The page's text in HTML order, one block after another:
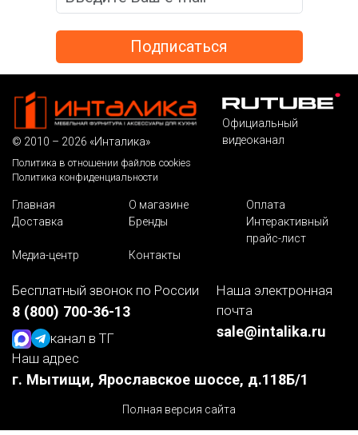
© 2010 – 2026 «Инталика»
Политика в отношении файлов cookies
Политика конфиденциальности
Официальный
видеоканал
Главная О магазине
Оплата
Доставка
Бренды
Интерактивный
прайс-лист
Медиа-центр
Контакты
Бесплатный звонок по России
8 (800) 700-36-13
канал в ТГ
Наша электронная
почта
sale@intalika.ru
Наш адрес
г. Мытищи, Ярославское шоссе, д.118Б/1
Полная версия сайта